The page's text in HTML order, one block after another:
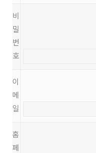
비
밀
번
호
이
메
일
홈
페